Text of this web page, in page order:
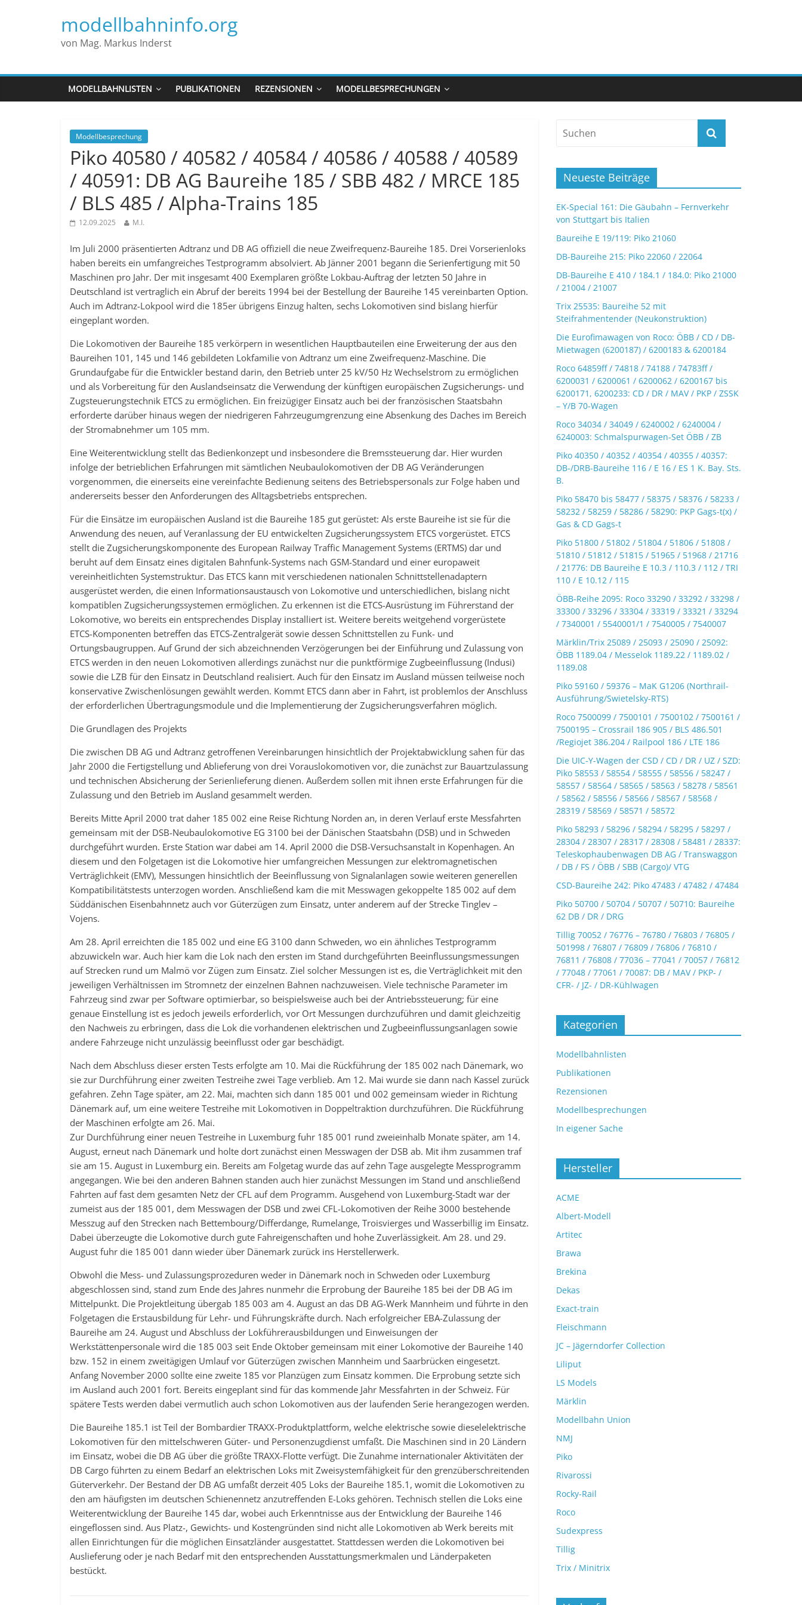
modellbahninfo.org
von Mag. Markus Inderst
MODELLBAHNLISTEN PUBLIKATIONEN REZENSIONEN MODELLBESPRECHUNGEN
Modellbesprechung
Piko 40580 / 40582 / 40584 / 40586 / 40588 / 40589
/ 40591: DB AG Baureihe 185 / SBB 482 / MRCE 185
/ BLS 485 / Alpha-Trains 185
12.09.2025 M.I.
Im Juli 2000 präsentierten Adtranz und DB AG offiziell die neue Zweifrequenz-Baureihe 185. Drei Vorserienloks
haben bereits ein umfangreiches Testprogramm absolviert. Ab Jänner 2001 begann die Serienfertigung mit 50
Maschinen pro Jahr. Der mit insgesamt 400 Exemplaren größte Lokbau-Auftrag der letzten 50 Jahre in
Deutschland ist vertraglich ein Abruf der bereits 1994 bei der Bestellung der Baureihe 145 vereinbarten Option.
Auch im Adtranz-Lokpool wird die 185er übrigens Einzug halten, sechs Lokomotiven sind bislang hierfür
eingeplant worden.
Die Lokomotiven der Baureihe 185 verkörpern in wesentlichen Hauptbauteilen eine Erweiterung der aus den
Baureihen 101, 145 und 146 gebildeten Lokfamilie von Adtranz um eine Zweifrequenz-Maschine. Die
Grundaufgabe für die Entwickler bestand darin, den Betrieb unter 25 kV/50 Hz Wechselstrom zu ermöglichen
und als Vorbereitung für den Auslandseinsatz die Verwendung der künftigen europäischen Zugsicherungs- und
Zugsteuerungstechnik ETCS zu ermöglichen. Ein freizügiger Einsatz auch bei der französischen Staatsbahn
erforderte darüber hinaus wegen der niedrigeren Fahrzeugumgrenzung eine Absenkung des Daches im Bereich
der Stromabnehmer um 105 mm.
Eine Weiterentwicklung stellt das Bedienkonzept und insbesondere die Bremssteuerung dar. Hier wurden
infolge der betrieblichen Erfahrungen mit sämtlichen Neubaulokomotiven der DB AG Veränderungen
vorgenommen, die einerseits eine vereinfachte Bedienung seitens des Betriebspersonals zur Folge haben und
andererseits besser den Anforderungen des Alltagsbetriebs entsprechen.
Für die Einsätze im europäischen Ausland ist die Baureihe 185 gut gerüstet: Als erste Baureihe ist sie für die
Anwendung des neuen, auf Veranlassung der EU entwickelten Zugsicherungssystem ETCS vorgerüstet. ETCS
stellt die Zugsicherungskomponente des European Railway Traffic Management Systems (ERTMS) dar und
beruht auf dem Einsatz eines digitalen Bahnfunk-Systems nach GSM-Standard und einer europaweit
vereinheitlichten Systemstruktur. Das ETCS kann mit verschiedenen nationalen Schnittstellenadaptern
ausgerüstet werden, die einen Informationsaustausch von Lokomotive und unterschiedlichen, bislang nicht
kompatiblen Zugsicherungssystemen ermöglichen. Zu erkennen ist die ETCS-Ausrüstung im Führerstand der
Lokomotive, wo bereits ein entsprechendes Display installiert ist. Weitere bereits weitgehend vorgerüstete
ETCS-Komponenten betreffen das ETCS-Zentralgerät sowie dessen Schnittstellen zu Funk- und
Ortungsbaugruppen. Auf Grund der sich abzeichnenden Verzögerungen bei der Einführung und Zulassung von
ETCS werden in den neuen Lokomotiven allerdings zunächst nur die punktförmige Zugbeeinflussung (Indusi)
sowie die LZB für den Einsatz in Deutschland realisiert. Auch für den Einsatz im Ausland müssen teilweise noch
konservative Zwischenlösungen gewählt werden. Kommt ETCS dann aber in Fahrt, ist problemlos der Anschluss
der erforderlichen Übertragungsmodule und die Implementierung der Zugsicherungsverfahren möglich.
Die Grundlagen des Projekts
Die zwischen DB AG und Adtranz getroffenen Vereinbarungen hinsichtlich der Projektabwicklung sahen für das
Jahr 2000 die Fertigstellung und Ablieferung von drei Vorauslokomotiven vor, die zunächst zur Bauartzulassung
und technischen Absicherung der Serienlieferung dienen. Außerdem sollen mit ihnen erste Erfahrungen für die
Zulassung und den Betrieb im Ausland gesammelt werden.
Bereits Mitte April 2000 trat daher 185 002 eine Reise Richtung Norden an, in deren Verlauf erste Messfahrten
gemeinsam mit der DSB-Neubaulokomotive EG 3100 bei der Dänischen Staatsbahn (DSB) und in Schweden
durchgeführt wurden. Erste Station war dabei am 14. April 2000 die DSB-Versuchsanstalt in Kopenhagen. An
diesem und den Folgetagen ist die Lokomotive hier umfangreichen Messungen zur elektromagnetischen
Verträglichkeit (EMV), Messungen hinsichtlich der Beeinflussung von Signalanlagen sowie weiteren generellen
Kompatibilitätstests unterzogen worden. Anschließend kam die mit Messwagen gekoppelte 185 002 auf dem
Süddänischen Eisenbahnnetz auch vor Güterzügen zum Einsatz, unter anderem auf der Strecke Tinglev –
Vojens.
Am 28. April erreichten die 185 002 und eine EG 3100 dann Schweden, wo ein ähnliches Testprogramm
abzuwickeln war. Auch hier kam die Lok nach den ersten im Stand durchgeführten Beeinflussungsmessungen
auf Strecken rund um Malmö vor Zügen zum Einsatz. Ziel solcher Messungen ist es, die Verträglichkeit mit den
jeweiligen Verhältnissen im Stromnetz der einzelnen Bahnen nachzuweisen. Viele technische Parameter im
Fahrzeug sind zwar per Software optimierbar, so beispielsweise auch bei der Antriebssteuerung; für eine
genaue Einstellung ist es jedoch jeweils erforderlich, vor Ort Messungen durchzuführen und damit gleichzeitig
den Nachweis zu erbringen, dass die Lok die vorhandenen elektrischen und Zugbeeinflussungsanlagen sowie
andere Fahrzeuge nicht unzulässig beeinflusst oder gar beschädigt.
Nach dem Abschluss dieser ersten Tests erfolgte am 10. Mai die Rückführung der 185 002 nach Dänemark, wo
sie zur Durchführung einer zweiten Testreihe zwei Tage verblieb. Am 12. Mai wurde sie dann nach Kassel zurück
gefahren. Zehn Tage später, am 22. Mai, machten sich dann 185 001 und 002 gemeinsam wieder in Richtung
Dänemark auf, um eine weitere Testreihe mit Lokomotiven in Doppeltraktion durchzuführen. Die Rückführung
der Maschinen erfolgte am 26. Mai.
Zur Durchführung einer neuen Testreihe in Luxemburg fuhr 185 001 rund zweieinhalb Monate später, am 14.
August, erneut nach Dänemark und holte dort zunächst einen Messwagen der DSB ab. Mit ihm zusammen traf
sie am 15. August in Luxemburg ein. Bereits am Folgetag wurde das auf zehn Tage ausgelegte Messprogramm
angegangen. Wie bei den anderen Bahnen standen auch hier zunächst Messungen im Stand und anschließend
Fahrten auf fast dem gesamten Netz der CFL auf dem Programm. Ausgehend von Luxemburg-Stadt war der
zumeist aus der 185 001, dem Messwagen der DSB und zwei CFL-Lokomotiven der Reihe 3000 bestehende
Messzug auf den Strecken nach Bettembourg/Differdange, Rumelange, Troisvierges und Wasserbillig im Einsatz.
Dabei überzeugte die Lokomotive durch gute Fahreigenschaften und hohe Zuverlässigkeit. Am 28. und 29.
August fuhr die 185 001 dann wieder über Dänemark zurück ins Herstellerwerk.
Obwohl die Mess- und Zulassungsprozeduren weder in Dänemark noch in Schweden oder Luxemburg
abgeschlossen sind, stand zum Ende des Jahres nunmehr die Erprobung der Baureihe 185 bei der DB AG im
Mittelpunkt. Die Projektleitung übergab 185 003 am 4. August an das DB AG-Werk Mannheim und führte in den
Folgetagen die Erstausbildung für Lehr- und Führungskräfte durch. Nach erfolgreicher EBA-Zulassung der
Baureihe am 24. August und Abschluss der Lokführerausbildungen und Einweisungen der
Werkstättenpersonale wird die 185 003 seit Ende Oktober gemeinsam mit einer Lokomotive der Baureihe 140
bzw. 152 in einem zweitägigen Umlauf vor Güterzügen zwischen Mannheim und Saarbrücken eingesetzt.
Anfang November 2000 sollte eine zweite 185 vor Planzügen zum Einsatz kommen. Die Erprobung setzte sich
im Ausland auch 2001 fort. Bereits eingeplant sind für das kommende Jahr Messfahrten in der Schweiz. Für
spätere Tests werden dabei vermutlich auch schon Lokomotiven aus der laufenden Serie herangezogen werden.
Die Baureihe 185.1 ist Teil der Bombardier TRAXX-Produktplattform, welche elektrische sowie dieselelektrische
Lokomotiven für den mittelschweren Güter- und Personenzugdienst umfaßt. Die Maschinen sind in 20 Ländern
im Einsatz, wobei die DB AG über die größte TRAXX-Flotte verfügt. Die Zunahme internationaler Aktivitäten der
DB Cargo führten zu einem Bedarf an elektrischen Loks mit Zweisystemfähigkeit für den grenzüberschreitenden
Güterverkehr. Der Bestand der DB AG umfaßt derzeit 405 Loks der Baureihe 185.1, womit die Lokomotiven zu
den am häufigsten im deutschen Schienennetz anzutreffenden E-Loks gehören. Technisch stellen die Loks eine
Weiterentwicklung der Baureihe 145 dar, wobei auch Erkenntnisse aus der Entwicklung der Baureihe 146
eingeflossen sind. Aus Platz-, Gewichts- und Kostengründen sind nicht alle Lokomotiven ab Werk bereits mit
allen Einrichtungen für die möglichen Einsatzländer ausgestattet. Stattdessen werden die Lokomotiven bei
Auslieferung oder je nach Bedarf mit den entsprechenden Ausstattungsmerkmalen und Länderpaketen
bestückt.
Neueste Beiträge
EK-Special 161: Die Gäubahn – Fernverkehr
von Stuttgart bis Italien
Baureihe E 19/119: Piko 21060
DB-Baureihe 215: Piko 22060 / 22064
DB-Baureihe E 410 / 184.1 / 184.0: Piko 21000
/ 21004 / 21007
Trix 25535: Baureihe 52 mit
Steifrahmentender (Neukonstruktion)
Die Eurofimawagen von Roco: ÖBB / CD / DB-
Mietwagen (6200187) / 6200183 & 6200184
Roco 64859ff / 74818 / 74188 / 74783ff /
6200031 / 6200061 / 6200062 / 6200167 bis
6200171, 6200233: CD / DR / MAV / PKP / ZSSK
– Y/B 70-Wagen
Roco 34034 / 34049 / 6240002 / 6240004 /
6240003: Schmalspurwagen-Set ÖBB / ZB
Piko 40350 / 40352 / 40354 / 40355 / 40357:
DB-/DRB-Baureihe 116 / E 16 / ES 1 K. Bay. Sts.
B.
Piko 58470 bis 58477 / 58375 / 58376 / 58233 /
58232 / 58259 / 58286 / 58290: PKP Gags-t(x) /
Gas & CD Gags-t
Piko 51800 / 51802 / 51804 / 51806 / 51808 /
51810 / 51812 / 51815 / 51965 / 51968 / 21716
/ 21776: DB Baureihe E 10.3 / 110.3 / 112 / TRI
110 / E 10.12 / 115
ÖBB-Reihe 2095: Roco 33290 / 33292 / 33298 /
33300 / 33296 / 33304 / 33319 / 33321 / 33294
/ 7340001 / 5540001/1 / 7540005 / 7540007
Märklin/Trix 25089 / 25093 / 25090 / 25092:
ÖBB 1189.04 / Messelok 1189.22 / 1189.02 /
1189.08
Piko 59160 / 59376 – MaK G1206 (Northrail-
Ausführung/Swietelsky-RTS)
Roco 7500099 / 7500101 / 7500102 / 7500161 /
7500195 – Crossrail 186 905 / BLS 486.501
/Regiojet 386.204 / Railpool 186 / LTE 186
Die UIC-Y-Wagen der CSD / CD / DR / UZ / SZD:
Piko 58553 / 58554 / 58555 / 58556 / 58247 /
58557 / 58564 / 58565 / 58563 / 58278 / 58561
/ 58562 / 58556 / 58566 / 58567 / 58568 /
28319 / 58569 / 58571 / 58572
Piko 58293 / 58296 / 58294 / 58295 / 58297 /
28304 / 28307 / 28317 / 28308 / 58481 / 28337:
Teleskophaubenwagen DB AG / Transwaggon
/ DB / FS / ÖBB / SBB (Cargo)/ VTG
CSD-Baureihe 242: Piko 47483 / 47482 / 47484
Piko 50700 / 50704 / 50707 / 50710: Baureihe
62 DB / DR / DRG
Tillig 70052 / 76776 – 76780 / 76803 / 76805 /
501998 / 76807 / 76809 / 76806 / 76810 /
76811 / 76808 / 77036 – 77041 / 70057 / 76812
/ 77048 / 77061 / 70087: DB / MAV / PKP- /
CFR- / JZ- / DR-Kühlwagen
Kategorien
Modellbahnlisten
Publikationen
Rezensionen
Modellbesprechungen
In eigener Sache
Hersteller
ACME
Albert-Modell
Artitec
Brawa
Brekina
Dekas
Exact-train
Fleischmann
JC – Jägerndorfer Collection
Liliput
LS Models
Märklin
Modellbahn Union
NMJ
Piko
Rivarossi
Rocky-Rail
Roco
Sudexpress
Tillig
Trix / Minitrix